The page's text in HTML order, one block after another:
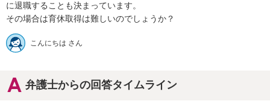
に退職することも決まっています。
その場合は育休取得は難しいのでしょうか？
こんにちは さん
弁護士からの回答タイムライン